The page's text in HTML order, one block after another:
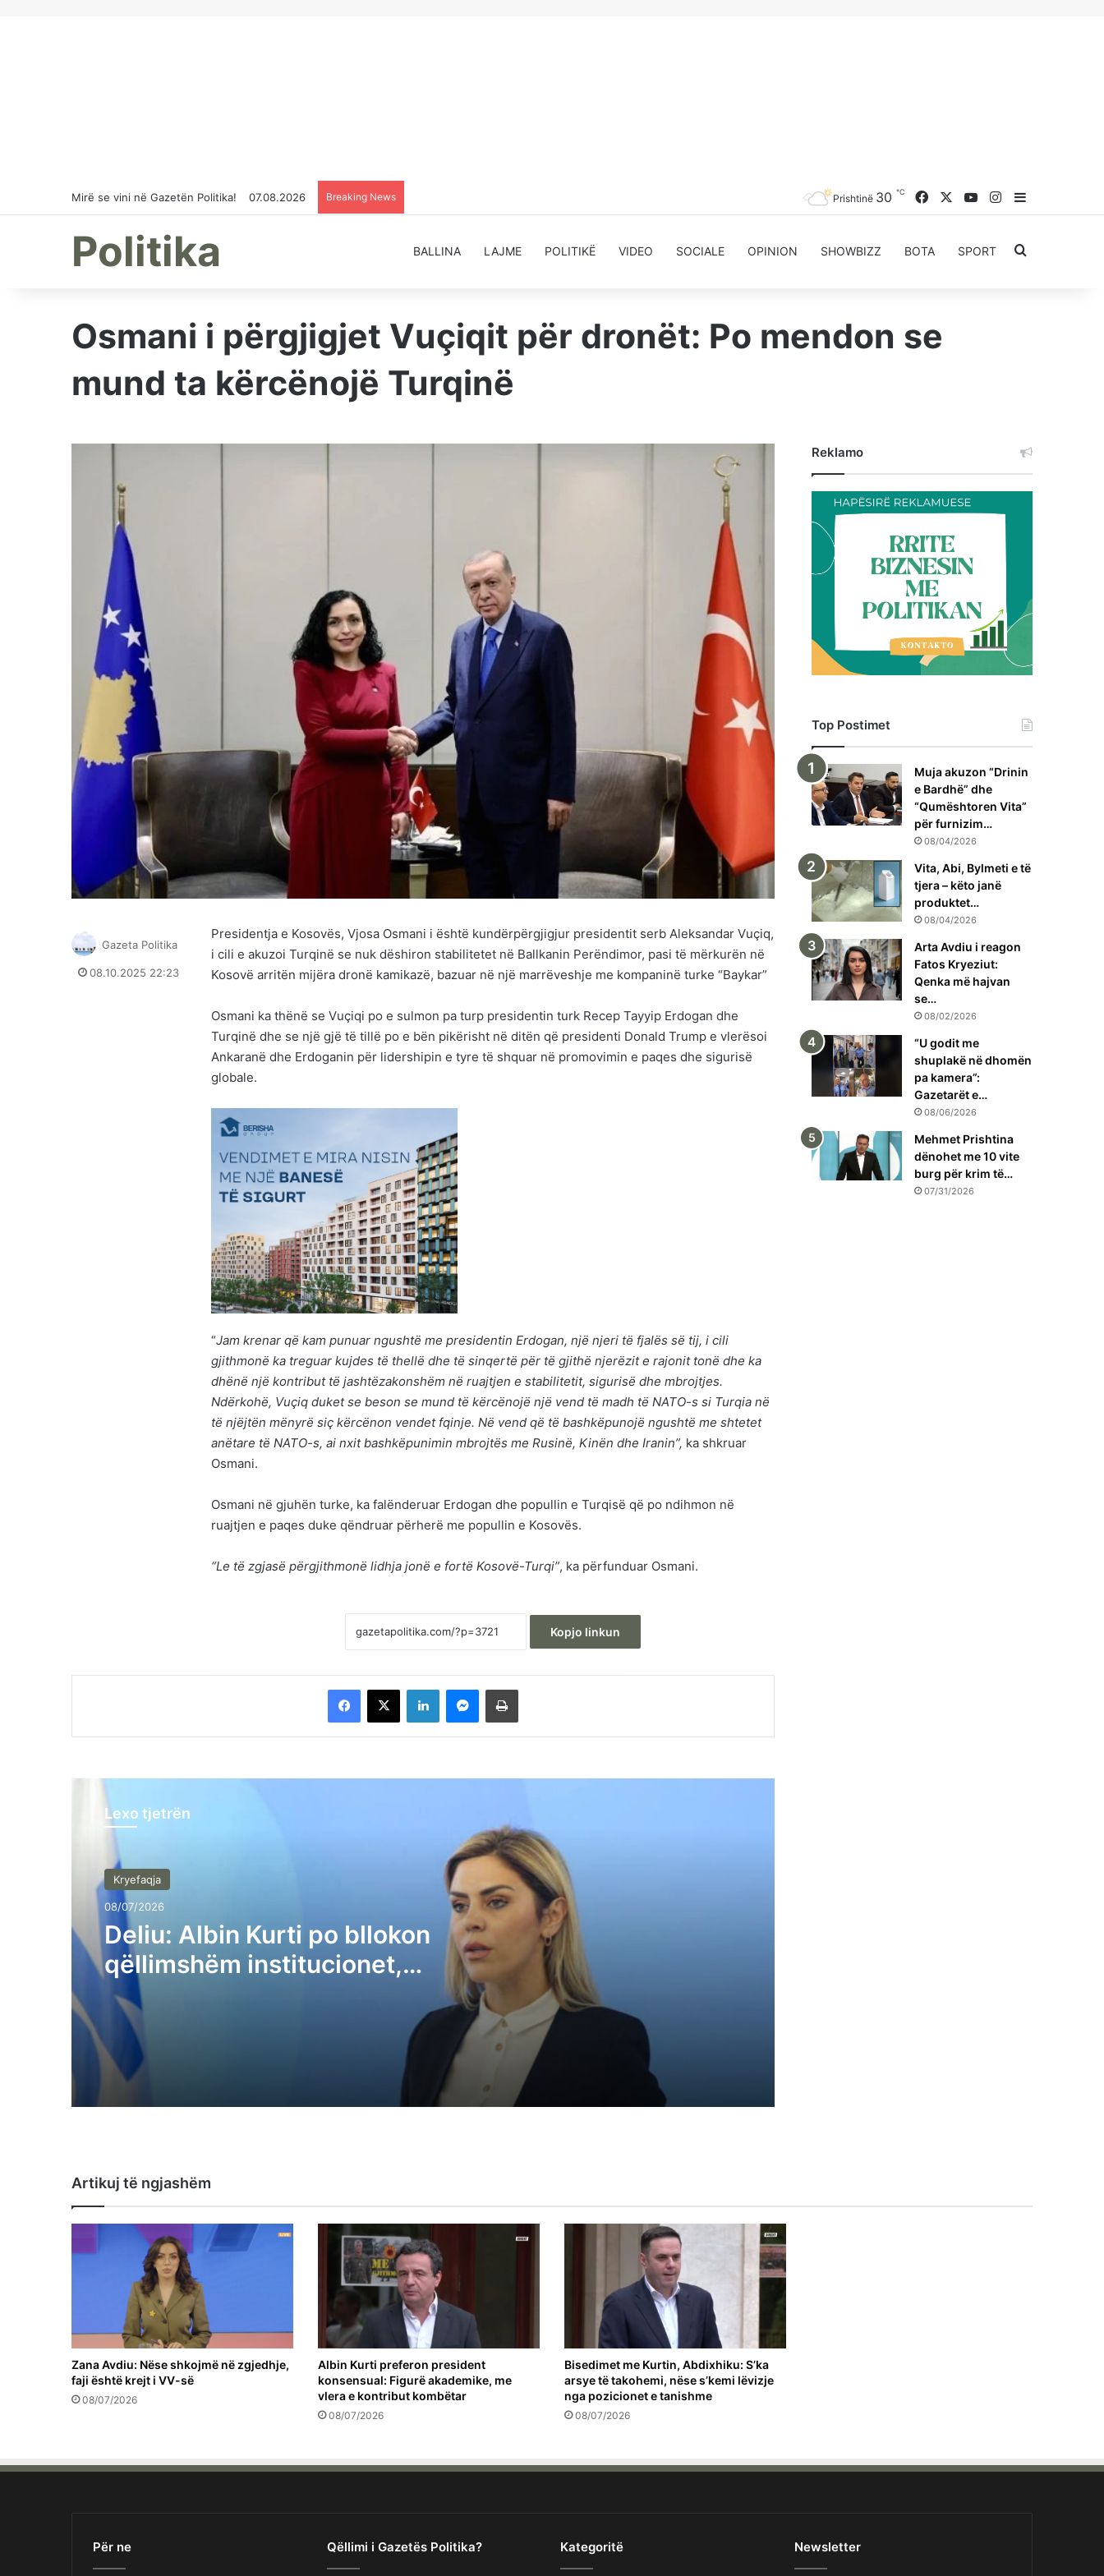
Mirë se vini në Gazetën Politika! 07.08.2026 Breaking News Prishtinë 30 ℃ FacebookYouTubeInstagram
Sidebar
Politika BALLINA LAJME POLITIKË VIDEO SOCIALE OPINION SHOWBIZZ BOTA SPORT Kërkoni
Osmani i përgjigjet Vuçiqit për dronët: Po mendon se
mund ta kërcënojë Turqinë
Presidentja e Kosovës, Vjosa Osmani i është kundërpërgjigjur presidentit serb Aleksandar Vuçiq,
i cili e akuzoi Turqinë se nuk dëshiron stabilitetet në Ballkanin Perëndimor, pasi të mërkurën në
Kosovë arritën mijëra dronë kamikazë, bazuar në një marrëveshje me kompaninë turke “Baykar”
Osmani ka thënë se Vuçiqi po e sulmon pa turp presidentin turk Recep Tayyip Erdogan dhe
Turqinë dhe se një gjë të tillë po e bën pikërisht në ditën që presidenti Donald Trump e vlerësoi
Ankaranë dhe Erdoganin për lidershipin e tyre të shquar në promovimin e paqes dhe sigurisë
globale.
“Jam krenar që kam punuar ngushtë me presidentin Erdogan, një njeri të fjalës së tij, i cili
gjithmonë ka treguar kujdes të thellë dhe të sinqertë për të gjithë njerëzit e rajonit tonë dhe ka
dhënë një kontribut të jashtëzakonshëm në ruajtjen e stabilitetit, sigurisë dhe mbrojtjes.
Ndërkohë, Vuçiq duket se beson se mund të kërcënojë një vend të madh të NATO-s si Turqia në
të njëjtën mënyrë siç kërcënon vendet fqinje. Në vend që të bashkëpunojë ngushtë me shtetet
anëtare të NATO-s, ai nxit bashkëpunimin mbrojtës me Rusinë, Kinën dhe Iranin”, ka shkruar
Osmani.
Osmani në gjuhën turke, ka falënderuar Erdogan dhe popullin e Turqisë që po ndihmon në
ruajtjen e paqes duke qëndruar përherë me popullin e Kosovës.
“Le të zgjasë përgjithmonë lidhja jonë e fortë Kosovë-Turqi”, ka përfunduar Osmani.
Kopjo linkun
Gazeta Politika
08.10.2025 22:23
Facebook
X LinkedInMessengerPrintoje
Lexo tjetrën
Kryefaqja
08/07/2026
Deliu: Albin Kurti po bllokon
qëllimshëm institucionet,
Kuvendi nuk është pronë private
e tij
Deliu: Albin Kurti po bllokon qëllimshëm
Avni Dehari thërret vazhdimin e seancës
konstituive të Kuvendit për nesër në orën
11:00
Kosova shpall “non grata” drejtorin e
Telekom Serbisë
Blerim Latifi: Kurti kërkon president pa
peshë politike, Abdixhiku një figurë të
rëndësishme të LDK-së – kjo po e pengon
marrëveshjen
Rrahmani kërkon bllokimin e institucioneve:
Të mos lejojmë hyrjen e Kurtit dhe të
anëtarëve të Qeverisë, nëse nuk
Reklamo
Top Postimet
Muja akuzon “Drinin
e Bardhë” dhe
“Qumështoren Vita”
për furnizim…
08/04/2026
Vita, Abi, Bylmeti e të
tjera – këto janë
produktet…
08/04/2026
Arta Avdiu i reagon
Fatos Kryeziut:
Qenka më hajvan
se…
08/02/2026
“U godit me
shuplakë në dhomën
pa kamera”:
Gazetarët e…
08/06/2026
Mehmet Prishtina
dënohet me 10 vite
burg për krim të…
07/31/2026
Artikuj të ngjashëm
Zana Avdiu: Nëse shkojmë në zgjedhje,
faji është krejt i VV-së
08/07/2026
Albin Kurti preferon president
konsensual: Figurë akademike, me
vlera e kontribut kombëtar
08/07/2026
Bisedimet me Kurtin, Abdixhiku: S’ka
arsye të takohemi, nëse s’kemi lëvizje
nga pozicionet e tanishme
08/07/2026
Për ne Qëllimi i Gazetës Politika? Kategoritë Newsletter